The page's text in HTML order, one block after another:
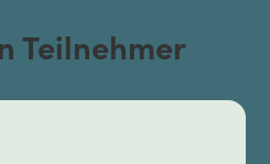
Teilnehmer